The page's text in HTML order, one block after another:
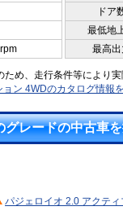
ドア
最低地
最高出
め、走行条件等により実
ン 4WDのカタログ情報
グレードの中古車
パジェロイオ 2.0 アクテ